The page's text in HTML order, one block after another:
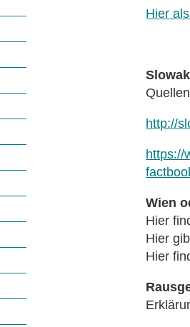
Hier
http://
https://
Wien
Hier
Hier
Hier